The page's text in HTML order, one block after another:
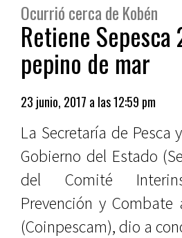
Ocurrió cerca de Kobén
Retiene Sepesca
pepino de mar
23 junio, 2017 a las 12:59 pm
La Secretaría de Pesca
Gobierno del Estado
del Comité
Prevención y Combate
(Coinpescam), dio a